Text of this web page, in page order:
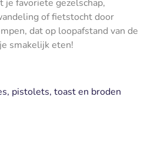
favoriete gezelschap,
of fietstocht door
dat op loopafstand van de
smakelijk eten!
pistolets, toast en broden